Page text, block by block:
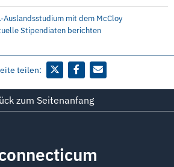
mit dem McCloy
Stipendiaten berichten
teilen:
zum Seitenanfang